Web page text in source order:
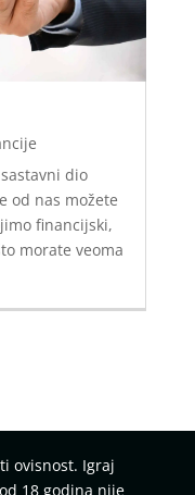
dio
od nas možete
financijski,
morate veoma
ovisnost. Igraj
18 godina nije